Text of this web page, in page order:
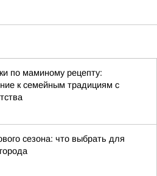
по маминому рецепту:
к семейным традициям с
сезона: что выбрать для